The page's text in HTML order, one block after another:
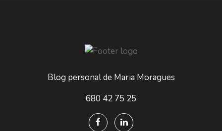
Blog personal de Maria Moragues
680 42 75 25